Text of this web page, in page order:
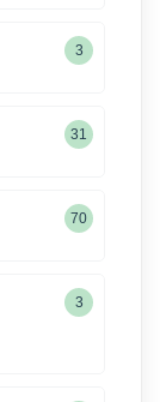
3
31
70
3